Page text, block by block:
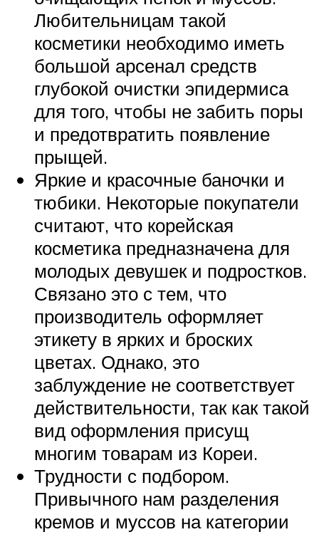
Любительницам такой
косметики необходимо иметь
большой арсенал средств
глубокой очистки эпидермиса
для того, чтобы не забить поры
и предотвратить появление
прыщей.
Яркие и красочные баночки и
тюбики. Некоторые покупатели
считают, что корейская
косметика предназначена для
молодых девушек и подростков.
Связано это с тем, что
производитель оформляет
этикету в ярких и броских
цветах. Однако, это
заблуждение не соответствует
действительности, так как такой
вид оформления присущ
многим товарам из Кореи.
Трудности с подбором.
Привычного нам разделения
кремов и муссов на категории